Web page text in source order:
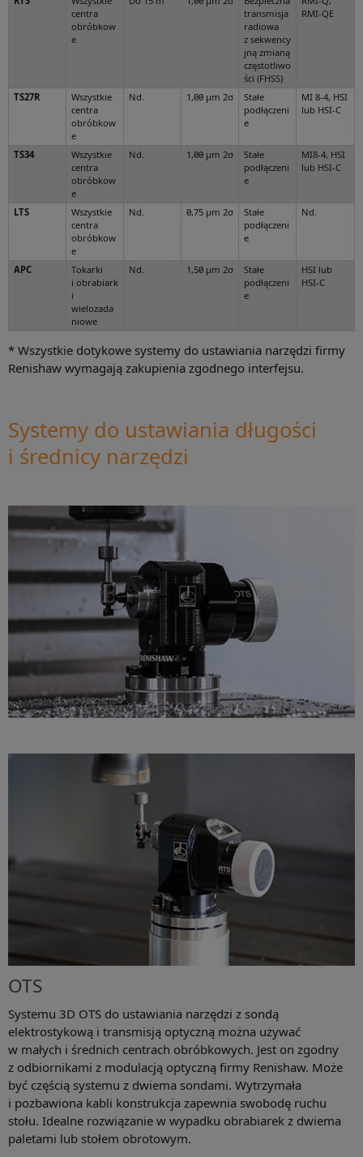
centra
obróbkow
e
transmisja
radiowa
z sekwency
jną zmianą
częstotliwo
ści (FHSS)
RMI-QE
TS27R
Wszystkie
centra
obróbkow
e
Nd. 1,00 µm 2σ
Stałe
podłączeni
e
MI 8-4, HSI
lub HSI-C
TS34
Wszystkie
centra
obróbkow
e
Nd. 1,00 µm 2σ
Stałe
podłączeni
e
MI8-4, HSI
lub HSI-C
LTS
Wszystkie
centra
obróbkow
e
Nd. 0,75 μm 2σ
Stałe
podłączeni
e
Nd.
APC
Tokarki
i obrabiark
i
wielozada
niowe
Nd. 1,50 μm 2σ
Stałe
podłączeni
e
HSI lub
HSI-C
* Wszystkie dotykowe systemy do ustawiania narzędzi firmy
Renishaw wymagają zakupienia zgodnego interfejsu.
Systemy do ustawiania długości
i średnicy narzędzi
OTS
Systemu 3D OTS do ustawiania narzędzi z sondą
elektrostykową i transmisją optyczną można używać
w małych i średnich centrach obróbkowych. Jest on zgodny
z odbiornikami z modulacją optyczną firmy Renishaw. Może
być częścią systemu z dwiema sondami. Wytrzymała
i pozbawiona kabli konstrukcja zapewnia swobodę ruchu
stołu. Idealne rozwiązanie w wypadku obrabiarek z dwiema
paletami lub stołem obrotowym.